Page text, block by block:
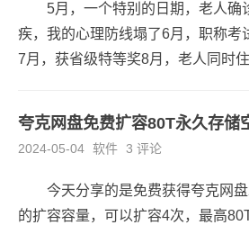
5月，一个特别的日期，老人确
疾，我的心理防线塌了6月，职称考
7月，获省级特等奖8月，老人同时
月，老人病...
夸克网盘免费扩容80T永久存储
2024-05-04 软件 3 评论
今天分享的是免费获得夸克网
的扩容容量，可以扩容4次，最高